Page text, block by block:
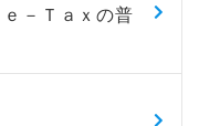
－Ｔａｘの普